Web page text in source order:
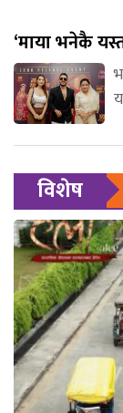
‘माया भनेकै
विशेष